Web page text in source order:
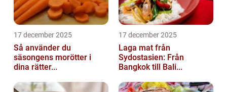
17 december 2025
Så använder du
säsongens morötter i
dina rätter...
17 december 2025
Laga mat från
Sydostasien: Från
Bangkok till Bali...